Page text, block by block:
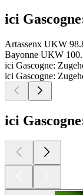
ici
Artassenx UKW
Bayonne UKW
ici Gascogne:
ici Gascogne:
ici